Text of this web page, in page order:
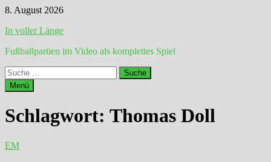
Zum
springen
8. August 2026
In voller Länge
Fußballpartien im Video als komplettes Spiel
Suche
nach:
Menü
Schlagwort: Thomas Doll
EM